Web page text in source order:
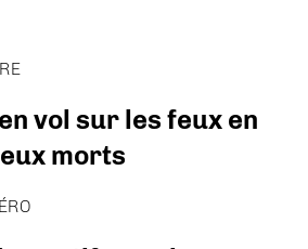
vol sur les feux en
morts